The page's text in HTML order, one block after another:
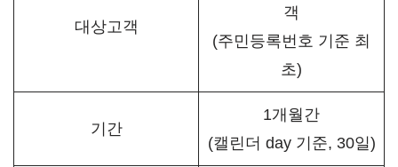
대상고객
객
(주민등록번호 기준 최
초)
기간
1개월간
(캘린더 day 기준, 30일)